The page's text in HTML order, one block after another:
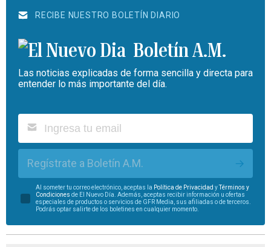
RECIBE NUESTRO BOLETÍN DIARIO
Boletín A.M.
Las noticias explicadas de forma sencilla y directa para
entender lo más importante del día.
Regístrate a Boletín A.M.
Al someter tu correo electrónico, aceptas la Política de Privacidad yTérminos y
Condiciones de El Nuevo Día. Además, aceptas recibir información u ofertas
especiales de productos o servicios de GFR Media, sus afiliadas o de terceros.
Podrás optar salirte de los boletines en cualquier momento.